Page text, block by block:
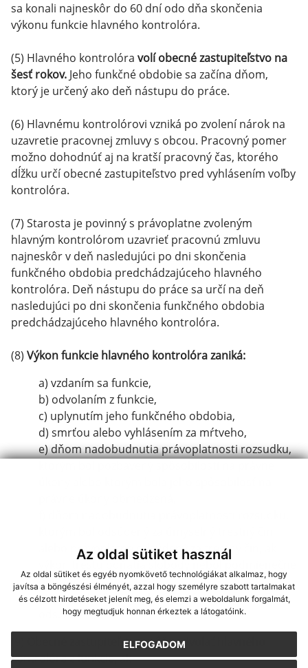
Az oldal sütiket használ
Az oldal sütiket és egyéb nyomkövető technológiákat alkalmaz, hogy
javítsa a böngészési élményét, azzal hogy személyre szabott tartalmakat
és célzott hirdetéseket jelenít meg, és elemzi a weboldalunk forgalmát,
hogy megtudjuk honnan érkeztek a látogatóink.
ELFOGADOM
sa konali najneskôr do 60 dní odo dňa skončenia
výkonu funkcie hlavného kontrolóra.
(5) Hlavného kontrolóra volí obecné zastupiteľstvo na
šesť rokov. Jeho funkčné obdobie sa začína dňom,
ktorý je určený ako deň nástupu do práce.
(6) Hlavnému kontrolórovi vzniká po zvolení nárok na
uzavretie pracovnej zmluvy s obcou. Pracovný pomer
možno dohodnúť aj na kratší pracovný čas, ktorého
dĺžku určí obecné zastupiteľstvo pred vyhlásením voľby
kontrolóra.
(7) Starosta je povinný s právoplatne zvoleným
hlavným kontrolórom uzavrieť pracovnú zmluvu
najneskôr v deň nasledujúci po dni skončenia
funkčného obdobia predchádzajúceho hlavného
kontrolóra. Deň nástupu do práce sa určí na deň
nasledujúci po dni skončenia funkčného obdobia
predchádzajúceho hlavného kontrolóra.
(8) Výkon funkcie hlavného kontrolóra zaniká:
a) vzdaním sa funkcie,
b) odvolaním z funkcie,
c) uplynutím jeho funkčného obdobia,
d) smrťou alebo vyhlásením za mŕtveho,
e) dňom nadobudnutia právoplatnosti rozsudku,
alebo právoplatne odsúdený za trestný čin, ak
výkon trestu odňatia slobody nebol podmienečne
odložený,
g) dňom, keď začal vykonávať funkciu podľa § 18
ods. 2.
Obecné zastupiteľstvo môže odvolať hlavného
kontrolóra z funkcie, ak